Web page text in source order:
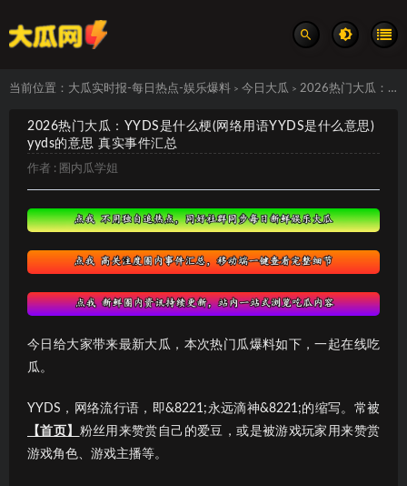
当前位置： 大瓜实时报-每日热点-娱乐爆料 > 今日大瓜 > 2026热门大瓜：YYDS是什么梗(网络用语YYDS是什么意思)yyds的意思 真实事件汇总
2026热门大瓜：YYDS是什么梗(网络用语YYDS是什么意思)
yyds的意思 真实事件汇总
作者 : 圈内瓜学姐
今日给大家带来最新大瓜，本次热门瓜爆料如下，一起在线吃
瓜。
YYDS，网络流行语，即&8221;永远滴神&8221;的缩写。常被
【首页】 粉丝用来赞赏自己的爱豆，或是被游戏玩家用来赞赏
游戏角色、游戏主播等。